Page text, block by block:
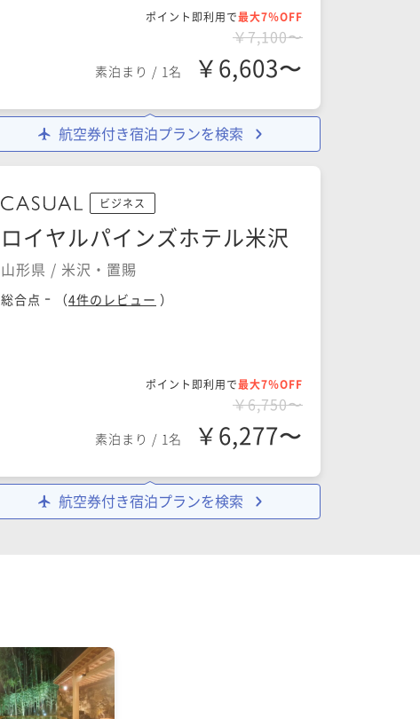
ポイント即利用で最大7％OFF
￥7,100〜
素泊まり / 1名 ￥6,603〜
航空券付き宿泊プランを検索
ビジネス
ロイヤルパインズホテル米沢
山形県 / 米沢・置賜
総合点 - （4件のレビュー ）
ポイント即利用で最大7％OFF
￥6,750〜
素泊まり / 1名 ￥6,277〜
航空券付き宿泊プランを検索